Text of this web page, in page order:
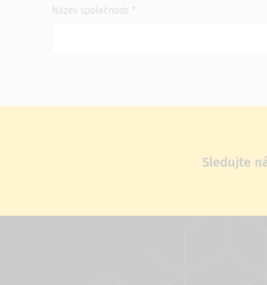
Název společnosti
Sledujte